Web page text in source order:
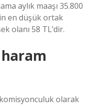
aylık maaşı 35.800
en düşük ortak
olanı 58 TL’dir.
komisyonculuk olarak